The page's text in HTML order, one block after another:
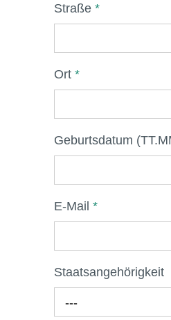
Straße *
Ort *
Geburtsdatum
E-Mail *
Staatsangehörigkeit
---